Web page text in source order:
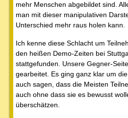
mehr Menschen abgebildet sind.
man mit dieser manipulativen
Unterschied mehr raus holen kann.
Ich kenne diese Schlacht um
den heißen Demo-Zeiten bei
stattgefunden. Unsere Gegner-
gearbeitet. Es ging ganz klar um
auch sagen, dass die Meisten
auch ohne dass sie es bewusst
überschätzen.